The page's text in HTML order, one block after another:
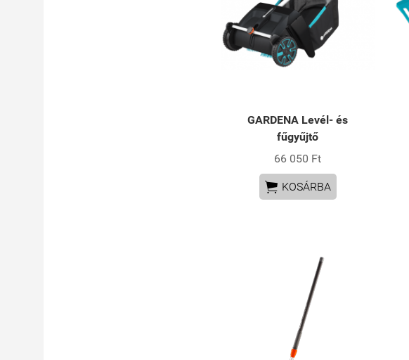
GARDENA Levél- és
fűgyűjtő
66 050 Ft
 KOSÁRBA